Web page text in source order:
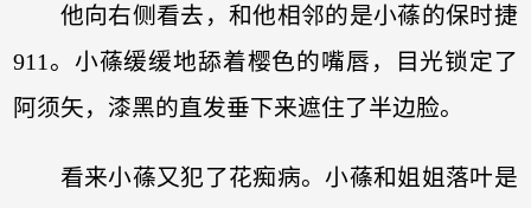
他向右侧看去，和他相邻的是小蓧的保时捷
911。小蓧缓缓地舔着樱色的嘴唇，目光锁定了
阿须矢，漆黑的直发垂下来遮住了半边脸。
看来小蓧又犯了花痴病。小蓧和姐姐落叶是